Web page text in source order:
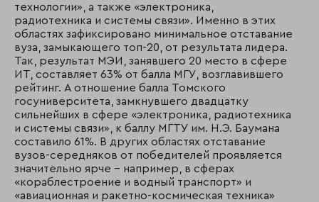
технологии», а также «электроника,
радиотехника и системы связи». Именно в этих
областях зафиксировано минимальное отставание
вуза, замыкающего топ-20, от результата лидера.
Так, результат МЭИ, занявшего 20 место в сфере
ИТ, составляет 63% от балла МГУ, возглавившего
рейтинг. А отношение балла Томского
госуниверситета, замкнувшего двадцатку
сильнейших в сфере «электроника, радиотехника
и системы связи», к баллу МГТУ им. Н.Э. Баумана
составило 61%. В других областях отставание
вузов-середняков от победителей проявляется
значительно ярче – например, в сферах
«кораблестроение и водный транспорт» и
«авиационная и ракетно-космическая техника»